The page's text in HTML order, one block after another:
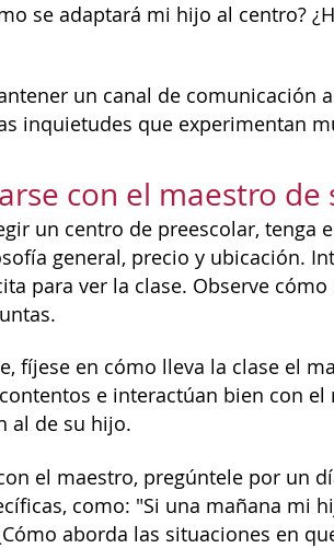
se adaptará mi hijo al centro?
un canal de
inquietudes que experimentan
con el maestro de
un centro de preescolar, tenga
general, precio y ubicación.
para ver la clase. Observe
fíjese en cómo lleva la clase el
e interactúan bien con
al de su hijo.
el maestro, pregúntele por un
como: "Si una mañana mi
aborda las situaciones en